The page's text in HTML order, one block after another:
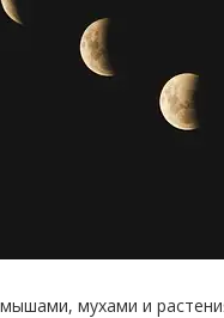
мухами и